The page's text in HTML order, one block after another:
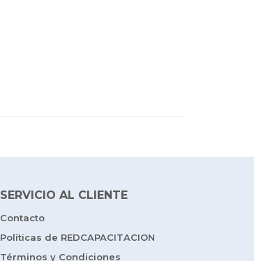
SERVICIO AL CLIENTE
Contacto
Políticas de REDCAPACITACION
Términos y Condiciones